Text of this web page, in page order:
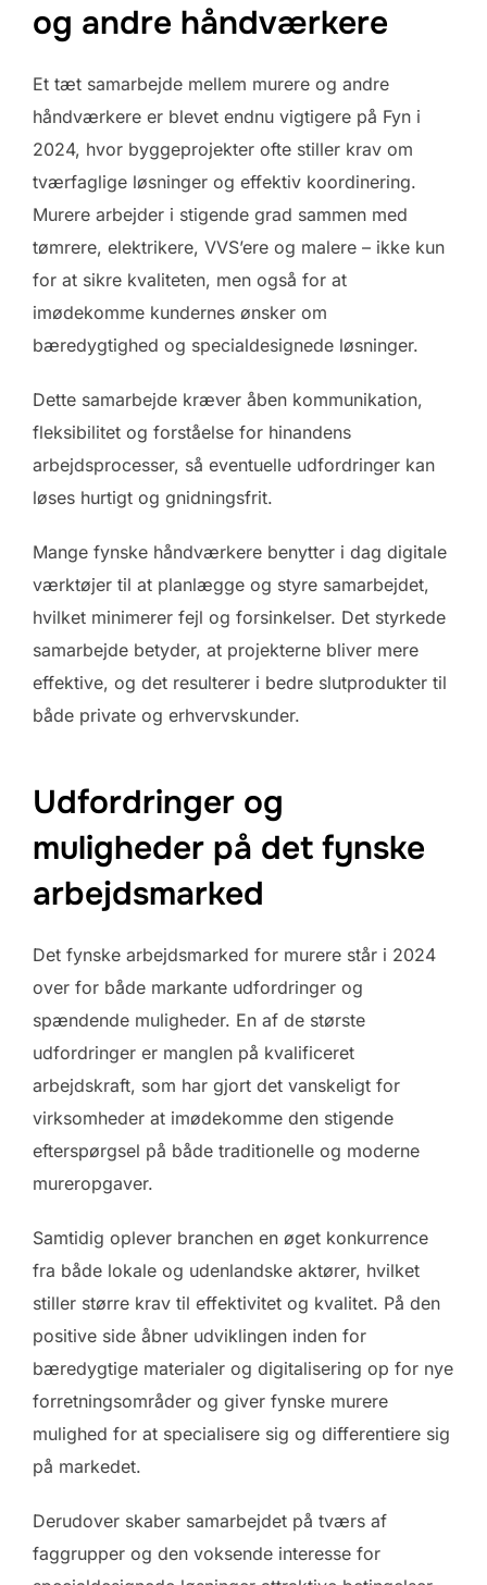
og andre håndværkere
Et tæt samarbejde mellem murere og andre
håndværkere er blevet endnu vigtigere på Fyn i
2024, hvor byggeprojekter ofte stiller krav om
tværfaglige løsninger og effektiv koordinering.
Murere arbejder i stigende grad sammen med
tømrere, elektrikere, VVS’ere og malere – ikke kun
for at sikre kvaliteten, men også for at
imødekomme kundernes ønsker om
bæredygtighed og specialdesignede løsninger.
Dette samarbejde kræver åben kommunikation,
fleksibilitet og forståelse for hinandens
arbejdsprocesser, så eventuelle udfordringer kan
løses hurtigt og gnidningsfrit.
Mange fynske håndværkere benytter i dag digitale
værktøjer til at planlægge og styre samarbejdet,
hvilket minimerer fejl og forsinkelser. Det styrkede
samarbejde betyder, at projekterne bliver mere
effektive, og det resulterer i bedre slutprodukter til
både private og erhvervskunder.
Udfordringer og
muligheder på det fynske
arbejdsmarked
Det fynske arbejdsmarked for murere står i 2024
over for både markante udfordringer og
spændende muligheder. En af de største
udfordringer er manglen på kvalificeret
arbejdskraft, som har gjort det vanskeligt for
virksomheder at imødekomme den stigende
efterspørgsel på både traditionelle og moderne
mureropgaver.
Samtidig oplever branchen en øget konkurrence
fra både lokale og udenlandske aktører, hvilket
stiller større krav til effektivitet og kvalitet. På den
positive side åbner udviklingen inden for
bæredygtige materialer og digitalisering op for nye
forretningsområder og giver fynske murere
mulighed for at specialisere sig og differentiere sig
på markedet.
Derudover skaber samarbejdet på tværs af
faggrupper og den voksende interesse for